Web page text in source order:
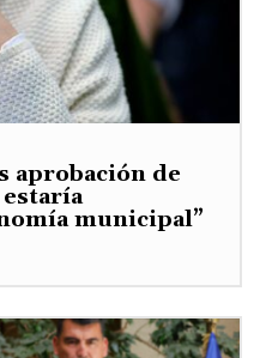
aprobación de
municipal”